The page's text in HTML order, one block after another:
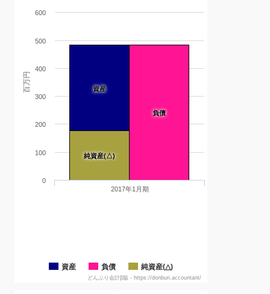
百万円 資産
負債
純資産(△)
資産 負債 純資産(△)
2017年1月期
0
100
200
300
400
500
600
どんぶり会計β版 - https://donburi.accountant/